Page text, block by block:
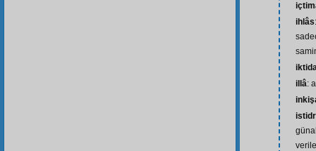
ihlâs
illâ: